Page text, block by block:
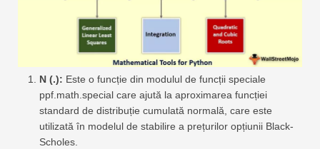
N (.): Este o funcție din modulul de funcții speciale
ppf.math.special care ajută la aproximarea funcției
standard de distribuție cumulată normală, care este
utilizată în modelul de stabilire a prețurilor opțiunii Black-
Scholes.